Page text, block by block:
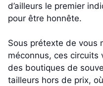
d’ailleurs le premier
pour être honnête.
Sous prétexte de vous
méconnus, ces circuits
des boutiques de
tailleurs hors de prix,